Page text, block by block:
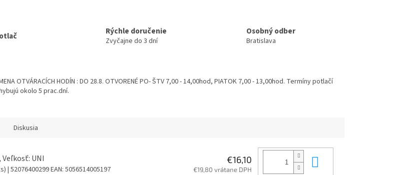
Rýchle doručenie
Zvyčajne do 3 dní
Osobný odber
Bratislava
OTVÁRACÍCH HODÍN : DO 28.8. OTVORENÉ PO- ŠTV 7,00 - 14,00hod, PIATOK 7,00 - 13,00hod. Termíny potlačí
okolo 5 prac.dní.
Diskusia
Veľkosť: UNI
| 52076400299EAN: 5056514005197
€16,10
€19,80 vrátane DPH